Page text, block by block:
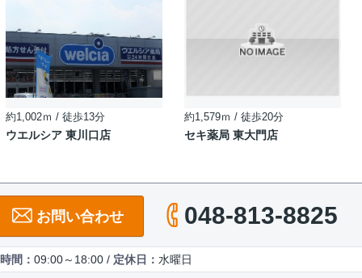
約1,002ｍ / 徒歩13分
ウエルシア 東川口店
約1,579ｍ / 徒歩20分
セキ薬局 東大門店
お問い合わせ 048-813-8825
間： 09:00～18:00 / 定休日： 水曜日